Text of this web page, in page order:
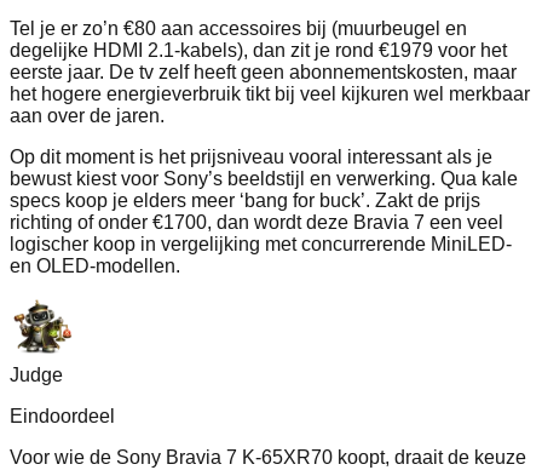
Tel je er zo’n €80 aan accessoires bij (muurbeugel en
degelijke HDMI 2.1-kabels), dan zit je rond €1979 voor het
eerste jaar. De tv zelf heeft geen abonnementskosten, maar
het hogere energieverbruik tikt bij veel kijkuren wel merkbaar
aan over de jaren.
Op dit moment is het prijsniveau vooral interessant als je
bewust kiest voor Sony’s beeldstijl en verwerking. Qua kale
specs koop je elders meer ‘bang for buck’. Zakt de prijs
richting of onder €1700, dan wordt deze Bravia 7 een veel
logischer koop in vergelijking met concurrerende MiniLED-
en OLED-modellen.
Judge
Eindoordeel
Voor wie de Sony Bravia 7 K-65XR70 koopt, draait de keuze